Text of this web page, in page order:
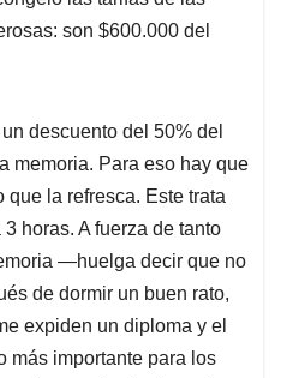
son $600.000 del
descuento del 50% del
memoria. Para eso hay que
la refresca. Este trata
horas. A fuerza de tanto
—huelga decir que no
de dormir un buen rato,
expiden un diploma y el
más importante para los